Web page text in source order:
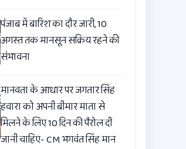
पंजाब में बारिश का दौर जारी, 10
अगस्त तक मानसून सक्रिय रहने की
संभावना
मानवता के आधार पर जगतार सिंह
हवारा को अपनी बीमार माता से
मिलने के लिए 10 दिन की पैरोल दी
जानी चाहिए- CM भगवंत सिंह मान